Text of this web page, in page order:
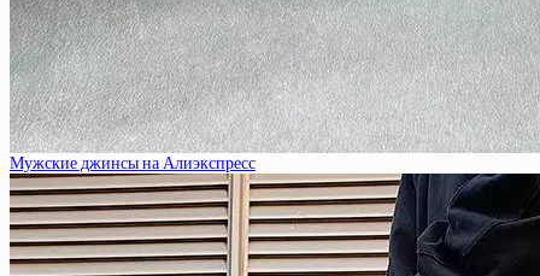
Мужские джинсы на Алиэкспресс